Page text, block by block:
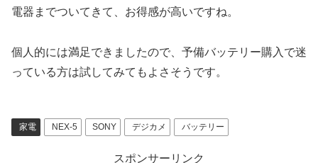
電器までついてきて、お得感が高いですね。
個人的には満足できましたので、予備バッテリー購入で迷
っている方は試してみてもよさそうです。
家電 NEX-5 SONY デジカメ バッテリー
スポンサーリンク